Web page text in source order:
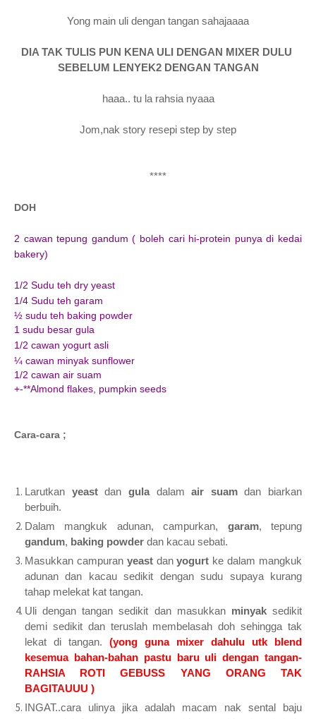
Yong main uli dengan tangan sahajaaaa
DIA TAK TULIS PUN KENA ULI DENGAN MIXER DULU
SEBELUM LENYEK2 DENGAN TANGAN
haaa.. tu la rahsia nyaaa
Jom,nak story resepi step by step
****
DOH
2 cawan tepung gandum ( boleh cari hi-protein punya di kedai
bakery)
1/2 Sudu teh dry yeast
1/4 Sudu teh garam
½ sudu teh baking powder
1 sudu besar gula
1/2 cawan yogurt asli
¼ cawan minyak sunflower
1/2 cawan air suam
+-**Almond flakes, pumpkin seeds
Cara-cara ;
Larutkan yeastdan gula dalamair suamdan biarkan
berbuih.
Dalam mangkuk adunan, campurkan, garam, tepung
gandum, baking powder dan kacau sebati.
Masukkan campuran yeast danyogurt ke dalam mangkuk
adunan dan kacau sedikit dengan sudu supaya kurang
tahap melekat kat tangan.
Uli dengan tangan sedikit dan masukkan minyaksedikit
demi sedikit dan teruslah membelasah doh sehingga tak
lekat di tangan.
(yong guna mixer dahulu utk blend
kesemua bahan-bahan pastu baru uli dengan tangan-
RAHSIA ROTI GEBUSS YANG ORANG TAK
BAGITAUUU )
INGAT..cara ulinya jika adalah macam nak sental baju